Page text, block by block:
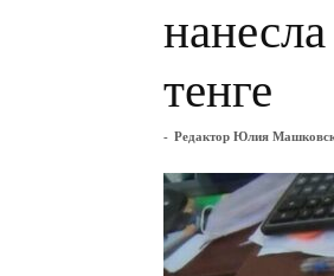
тенге
- Редактор Юлия